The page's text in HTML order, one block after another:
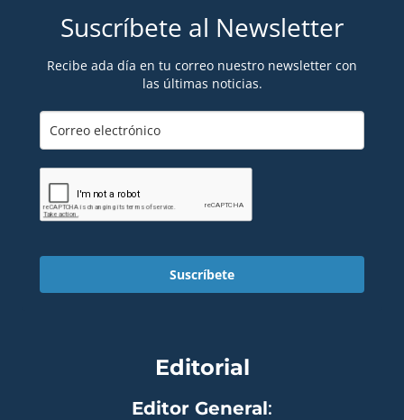
Suscríbete al Newsletter
Recibe ada día en tu correo nuestro newsletter con
las últimas noticias.
Suscríbete
Editorial
Editor General: